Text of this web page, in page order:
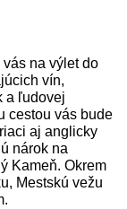
na výlet do
vín,
a ľudovej
cestou vás bude
aj anglicky
nárok na
Kameň. Okrem
Mestskú vežu